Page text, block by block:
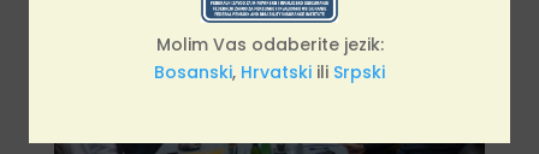
Molim Vas odaberite jezik:
Bosanski, Hrvatski ili Srpski